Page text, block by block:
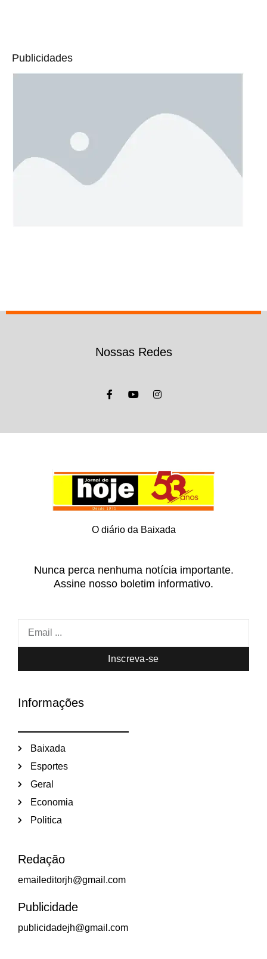
Publicidades
Nossas Redes
O diário da Baixada
Nunca perca nenhuma notícia importante.
Assine nosso boletim informativo.
Inscreva-se
Informações
Baixada
Esportes
Geral
Economia
Politica
Redação
emaileditorjh@gmail.com
Publicidade
publicidadejh@gmail.com